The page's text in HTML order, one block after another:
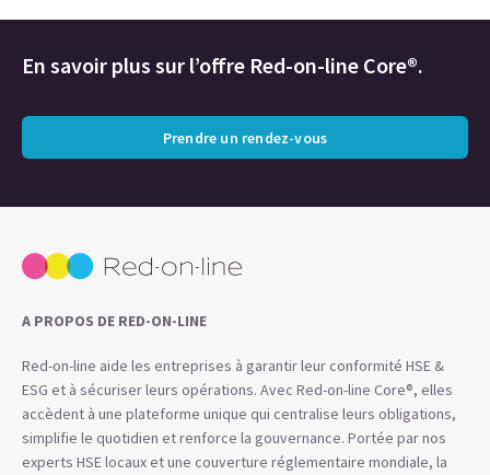
En savoir plus sur l’offre Red-on-line Core®.
Prendre un rendez-vous
A PROPOS DE RED-ON-LINE
Red-on-line aide les entreprises à garantir leur conformité HSE &
ESG et à sécuriser leurs opérations. Avec Red-on-line Core®, elles
accèdent à une plateforme unique qui centralise leurs obligations,
simplifie le quotidien et renforce la gouvernance. Portée par nos
experts HSE locaux et une couverture réglementaire mondiale, la